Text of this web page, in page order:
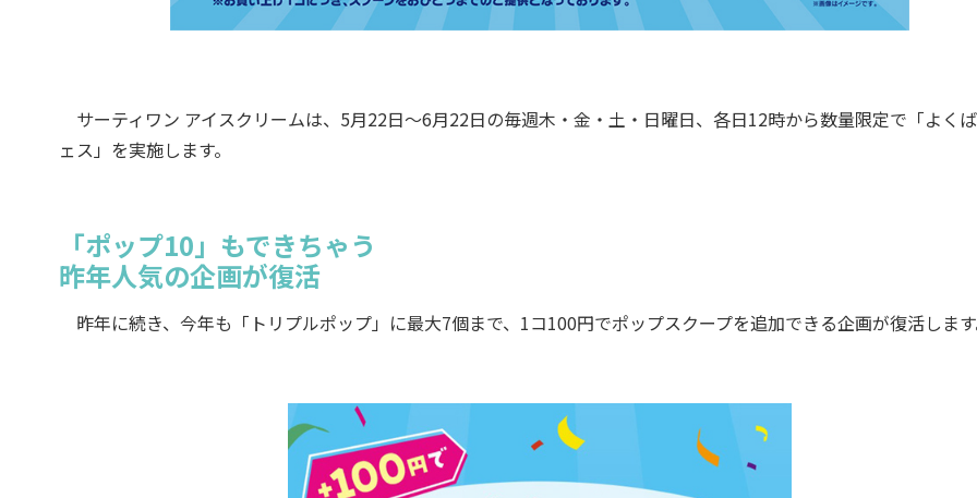
サーティワン アイスクリームは、5月22日～6月22日の毎週木・金・土・日曜日、各日12時から数量限定で「よく
ェス」を実施します。
「ポップ10」もできちゃう
昨年人気の企画が復活
昨年に続き、今年も「トリプルポップ」に最大7個まで、1コ100円でポップスクープを追加できる企画が復活します